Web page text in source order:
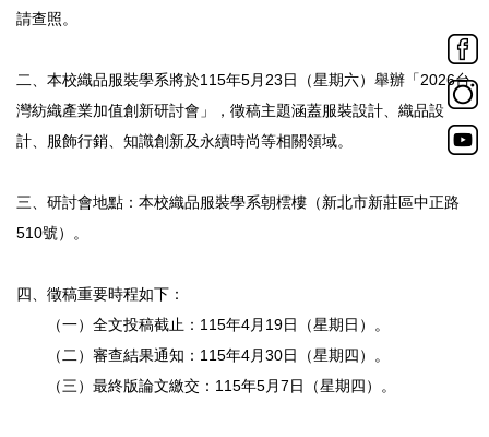
請查照。
二、本校織品服裝學系將於115年5月23日（星期六）舉辦「2026台
灣紡織產業加值創新研討會」，徵稿主題涵蓋服裝設計、織品設
計、服飾行銷、知識創新及永續時尚等相關領域。
三、研討會地點：本校織品服裝學系朝橒樓（新北市新莊區中正路
510號）。
四、徵稿重要時程如下：
（一）全文投稿截止：115年4月19日（星期日）。
（二）審查結果通知：115年4月30日（星期四）。
（三）最終版論文繳交：115年5月7日（星期四）。